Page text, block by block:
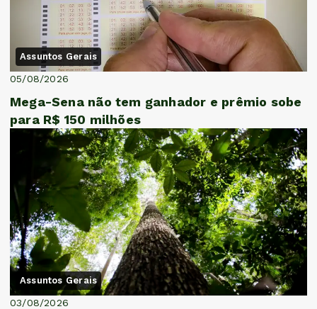
Assuntos Gerais
05/08/2026
Mega-Sena não tem ganhador e prêmio sobe
para R$ 150 milhões
Assuntos Gerais
03/08/2026